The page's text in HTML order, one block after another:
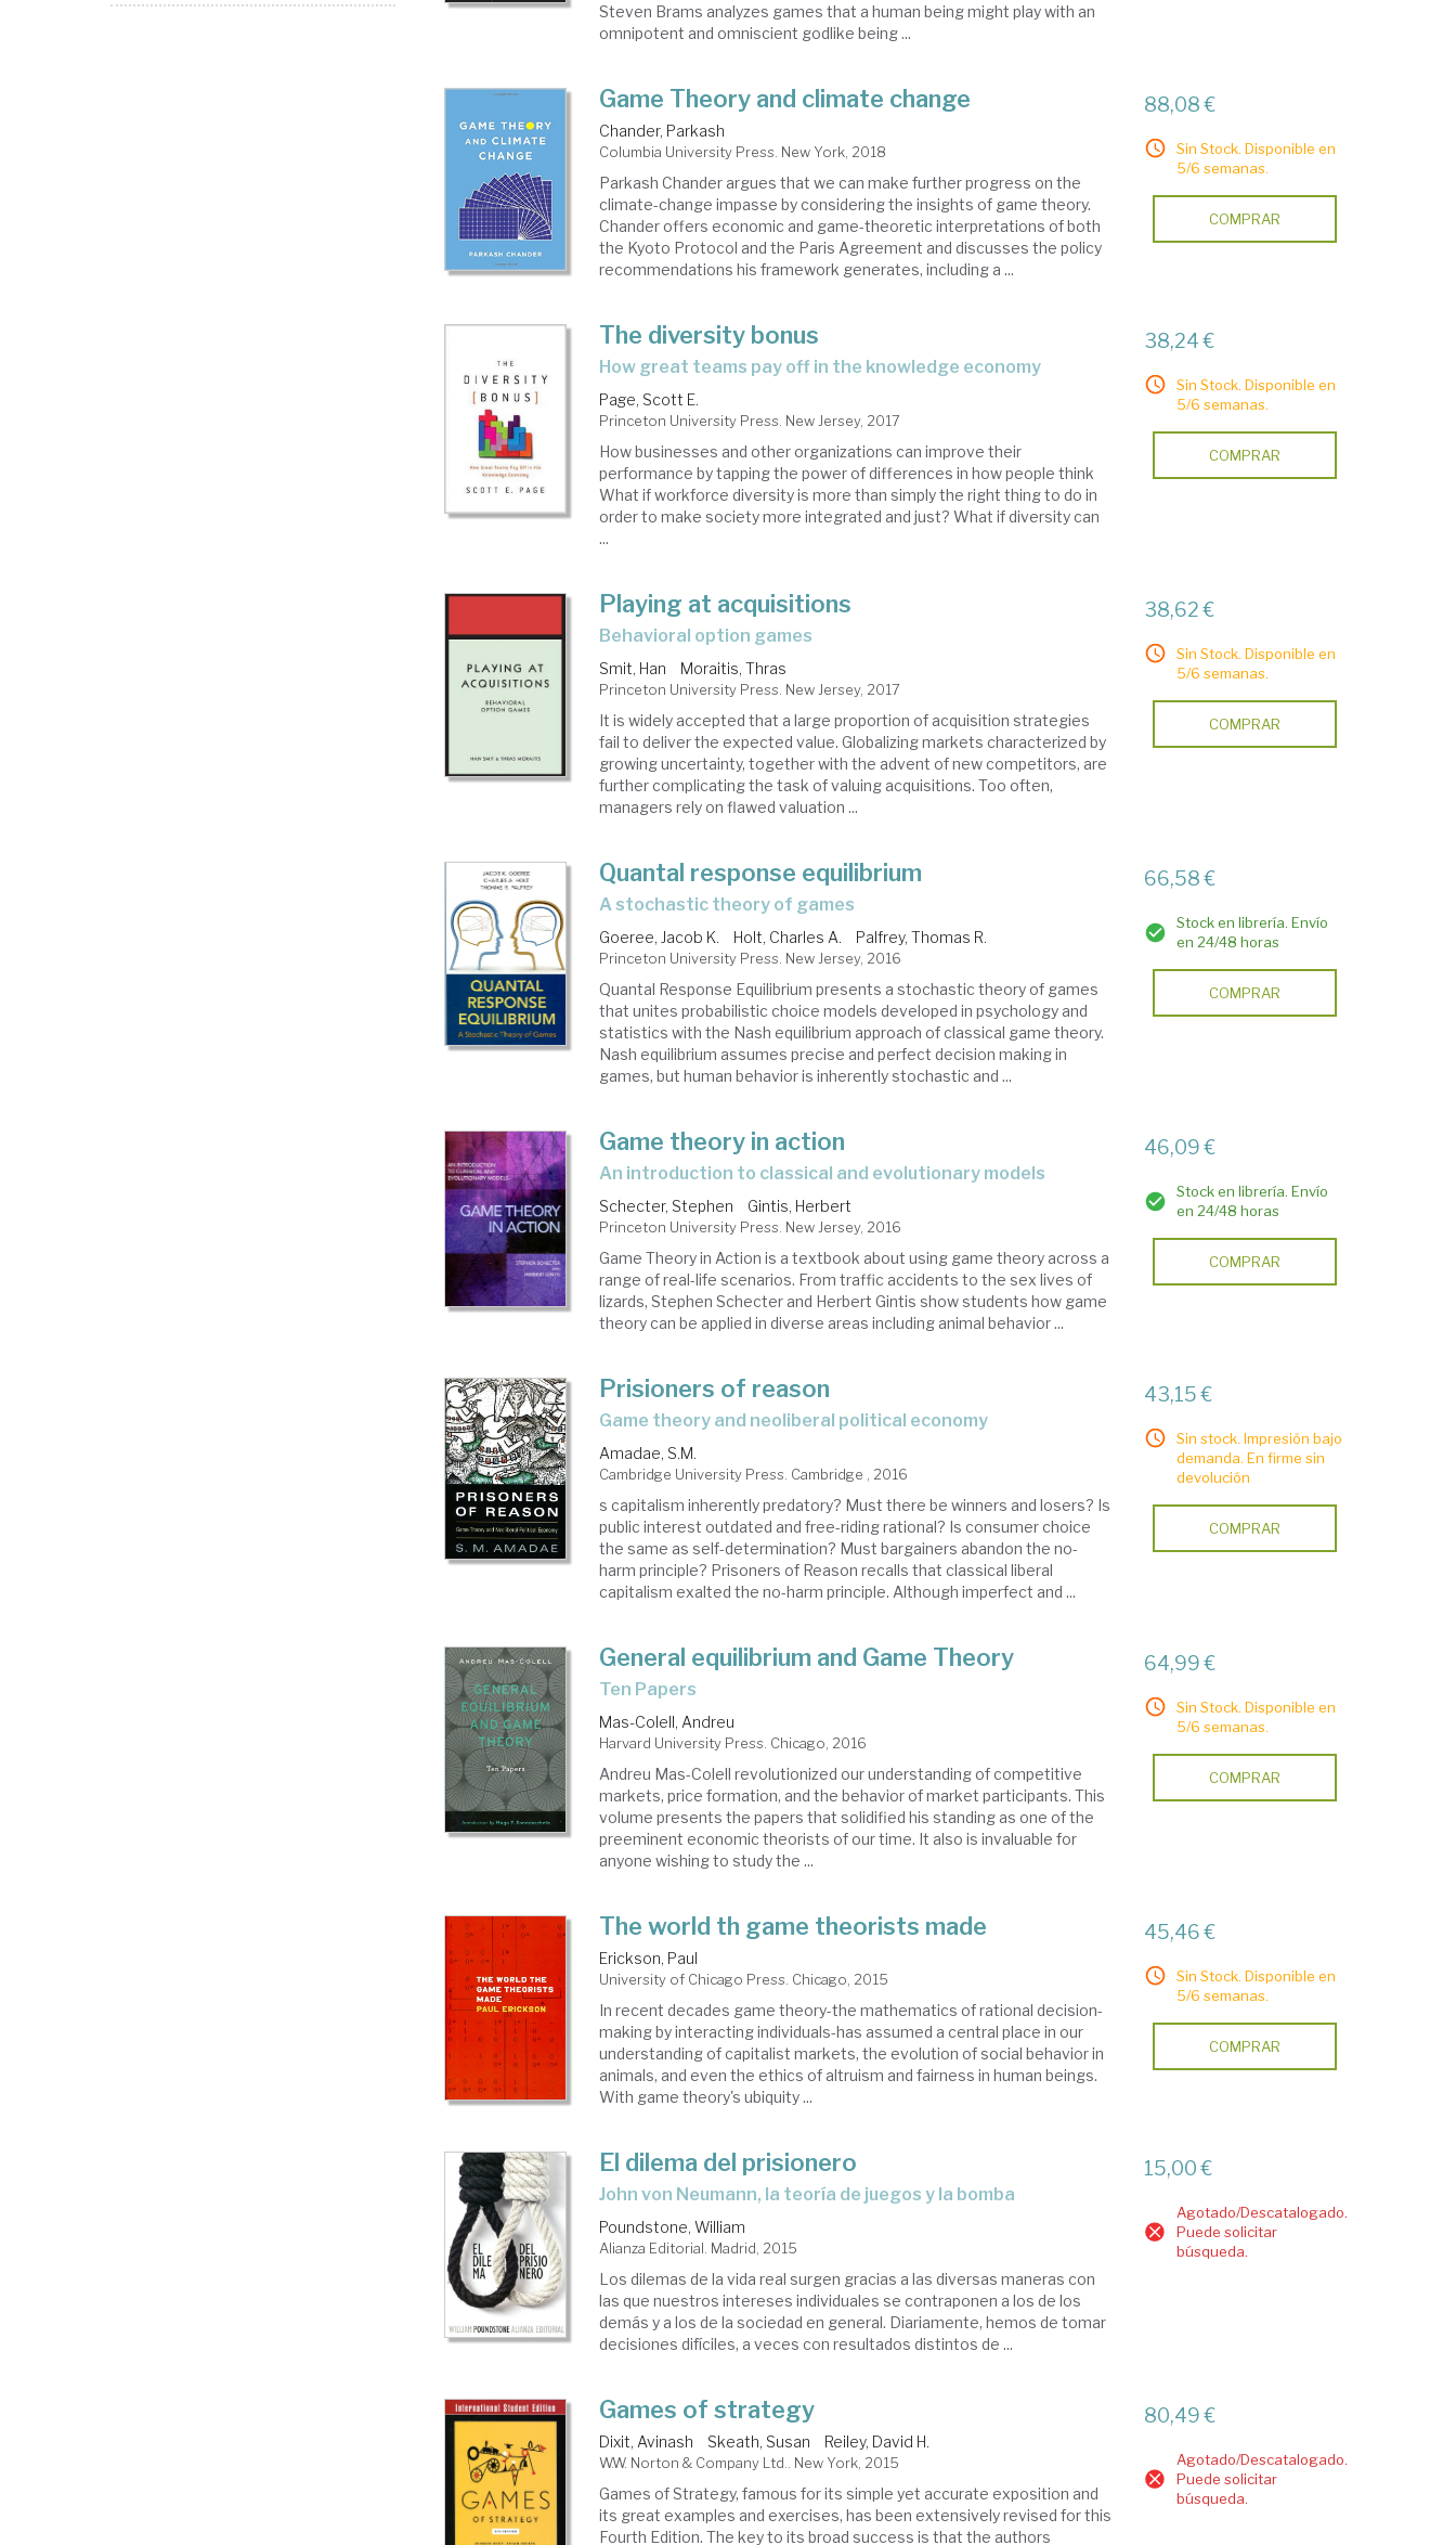
Steven Brams analyzes games that a human being might play with an
omnipotent and omniscient godlike being ...
Game Theory and climate change
Chander, Parkash
Columbia University Press. New York, 2018
Parkash Chander argues that we can make further progress on the
climate-change impasse by considering the insights of game theory.
Chander offers economic and game-theoretic interpretations of both
the Kyoto Protocol and the Paris Agreement and discusses the policy
recommendations his framework generates, including a ...
88,08 €
Sin Stock. Disponible en
5/6 semanas.
COMPRAR
The diversity bonus
how great teams pay off in the knowledge economy
Page, Scott E.
Princeton University Press. New Jersey, 2017
How businesses and other organizations can improve their
performance by tapping the power of differences in how people think
What if workforce diversity is more than simply the right thing to do in
order to make society more integrated and just? What if diversity can
...
38,24 €
Sin Stock. Disponible en
5/6 semanas.
COMPRAR
Playing at acquisitions
behavioral option games
Smit, Han Moraitis, Thras
Princeton University Press. New Jersey, 2017
It is widely accepted that a large proportion of acquisition strategies
fail to deliver the expected value. Globalizing markets characterized by
growing uncertainty, together with the advent of new competitors, are
further complicating the task of valuing acquisitions. Too often,
managers rely on flawed valuation ...
38,62 €
Sin Stock. Disponible en
5/6 semanas.
COMPRAR
Quantal response equilibrium
a stochastic theory of games
Goeree, Jacob K. Holt, Charles A. Palfrey, Thomas R.
Princeton University Press. New Jersey, 2016
Quantal Response Equilibrium presents a stochastic theory of games
that unites probabilistic choice models developed in psychology and
statistics with the Nash equilibrium approach of classical game theory.
Nash equilibrium assumes precise and perfect decision making in
games, but human behavior is inherently stochastic and ...
66,58 €
Stock en librería. Envío
en 24/48 horas
COMPRAR
Game theory in action
an introduction to classical and evolutionary models
Schecter, Stephen Gintis, Herbert
Princeton University Press. New Jersey, 2016
Game Theory in Action is a textbook about using game theory across a
range of real-life scenarios. From traffic accidents to the sex lives of
lizards, Stephen Schecter and Herbert Gintis show students how game
theory can be applied in diverse areas including animal behavior ...
46,09 €
Stock en librería. Envío
en 24/48 horas
COMPRAR
Prisioners of reason
game theory and neoliberal political economy
Amadae, S.M.
Cambridge University Press. Cambridge , 2016
s capitalism inherently predatory? Must there be winners and losers? Is
public interest outdated and free-riding rational? Is consumer choice
the same as self-determination? Must bargainers abandon the no-
harm principle? Prisoners of Reason recalls that classical liberal
capitalism exalted the no-harm principle. Although imperfect and ...
43,15 €
Sin stock. Impresión bajo
demanda. En firme sin
devolución
COMPRAR
General equilibrium and Game Theory
Ten Papers
Mas-Colell, Andreu
Harvard University Press. Chicago, 2016
Andreu Mas-Colell revolutionized our understanding of competitive
markets, price formation, and the behavior of market participants. This
volume presents the papers that solidified his standing as one of the
preeminent economic theorists of our time. It also is invaluable for
anyone wishing to study the ...
64,99 €
Sin Stock. Disponible en
5/6 semanas.
COMPRAR
The world th game theorists made
Erickson, Paul
University of Chicago Press. Chicago, 2015
In recent decades game theory-the mathematics of rational decision-
making by interacting individuals-has assumed a central place in our
understanding of capitalist markets, the evolution of social behavior in
animals, and even the ethics of altruism and fairness in human beings.
With game theory's ubiquity ...
45,46 €
Sin Stock. Disponible en
5/6 semanas.
COMPRAR
El dilema del prisionero
John von Neumann, la teoría de juegos y la bomba
Poundstone, William
Alianza Editorial. Madrid, 2015
Los dilemas de la vida real surgen gracias a las diversas maneras con
las que nuestros intereses individuales se contraponen a los de los
demás y a los de la sociedad en general. Diariamente, hemos de tomar
decisiones difíciles, a veces con resultados distintos de ...
15,00 €
Agotado/Descatalogado.
Puede solicitar
búsqueda.
Games of strategy
Dixit, Avinash Skeath, Susan Reiley, David H.
W.W. Norton & Company Ltd.. New York, 2015
Games of Strategy, famous for its simple yet accurate exposition and
its great examples and exercises, has been extensively revised for this
Fourth Edition. The key to its broad success is that the authors
80,49 €
Agotado/Descatalogado.
Puede solicitar
búsqueda.